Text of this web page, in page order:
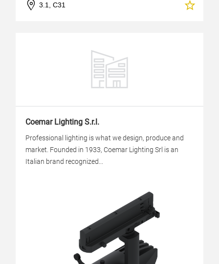
3.1, C31
Coemar Lighting S.r.l.
Professional lighting is what we design, produce and
market. Founded in 1933, Coemar Lighting Srl is an
Italian brand recognized...